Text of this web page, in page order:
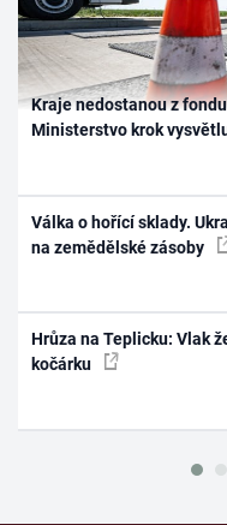
Kraje nedostanou z
Ministerstvo krok
Válka o hořící sklady.
na zemědělské zásoby
Hrůza na Teplicku: Vlak
kočárku